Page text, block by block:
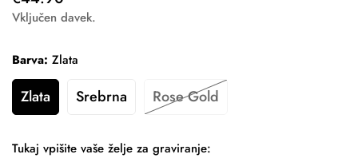
cena
Vključen davek.
Barva: Zlata
Zlata Srebrna Rose Gold
Tukaj vpišite vaše želje za graviranje: